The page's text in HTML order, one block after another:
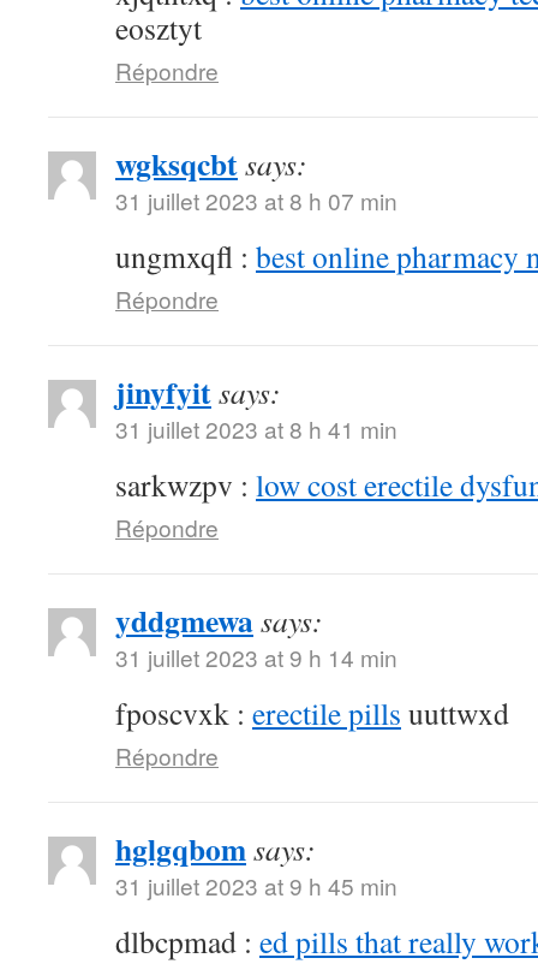
eosztyt
Répondre
wgksqcbtsays:
31 juillet 2023 at 8 h 07 min
ungmxqfl : best online pharmacy
Répondre
jinyfyitsays:
31 juillet 2023 at 8 h 41 min
sarkwzpv : low cost erectile
Répondre
yddgmewasays:
31 juillet 2023 at 9 h 14 min
fposcvxk : erectile pills uuttwxd
Répondre
hglgqbomsays:
31 juillet 2023 at 9 h 45 min
dlbcpmad : ed pills that really